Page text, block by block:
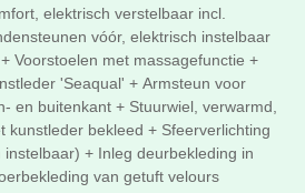
elektrisch verstelbaar incl.
vóór, elektrisch instelbaar
Voorstoelen met massagefunctie +
'Seaqual' + Armsteun voor
en buitenkant + Stuurwiel, verwarmd,
kunstleder bekleed + Sfeerverlichting
+ Inleg deurbekleding in
van getuft velours